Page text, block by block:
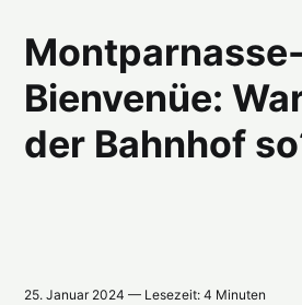
Montparnasse-
Bienvenüe:
der Bahnhof
25. Januar 2024 — Lesezeit: 4 Minuten